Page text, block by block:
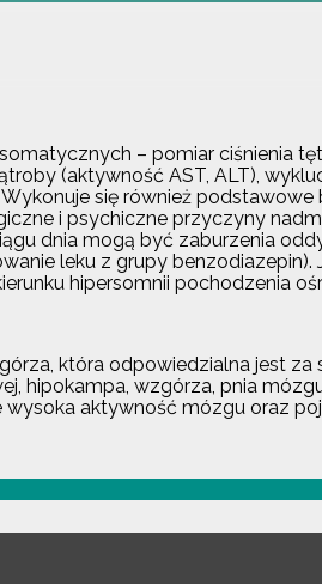
– pomiar ciśnienia
(aktywność AST, ALT),
się również
i psychiczne przyczyny
dnia mogą być zaburzenia
leku z grupy
hipersomnii pochodzenia
która odpowiedzialna jest za
hipokampa, wzgórza, pnia
aktywność mózgu oraz